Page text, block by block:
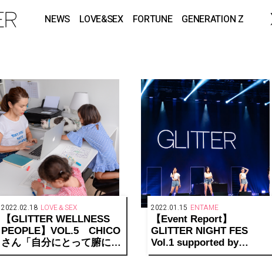
NEWS LOVE&SEX FORTUNE GENERATION Z
2022.02.18 LOVE＆SEX
【GLITTER WELLNESS
PEOPLE】VOL.5 CHICO
さん「自分にとって腑に落
ちているかどうか。本質的
2022.01.15 ENTAME
【Event Report】
GLITTER NIGHT FES
Vol.1 supported by
DIAMOND FES＠ZEPP